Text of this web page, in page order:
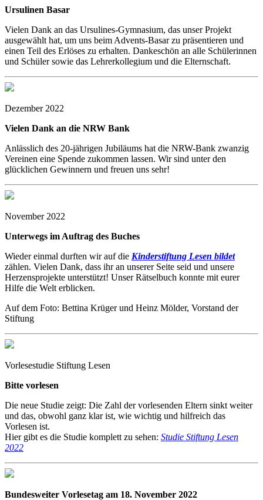
Ursulinen Basar
Vielen Dank an das Ursulines-Gymnasium, das unser Projekt
ausgewählt hat, um uns beim Advents-Basar zu präsentieren und
einen Teil des Erlöses zu erhalten. Dankeschön an alle Schülerinnen
und Schüler sowie das Lehrerkollegium und die Elternschaft.
Dezember 2022
Vielen Dank an die NRW Bank
Anlässlich des 20-jährigen Jubiläums hat die NRW-Bank zwanzig
Vereinen eine Spende zukommen lassen. Wir sind unter den
glücklichen Gewinnern und freuen uns sehr!
November 2022
Unterwegs im Auftrag des Buches
Wieder einmal durften wir auf die Kinderstiftung Lesen bildet
zählen. Vielen Dank, dass ihr an unserer Seite seid und unsere
Herzensprojekte unterstützt! Unser Rätselbuch konnte mit eurer
Hilfe die Welt erblicken.
Auf dem Foto: Bettina Krüger und Heinz Mölder, Vorstand der
Stiftung
Vorlesestudie Stiftung Lesen
Bitte vorlesen
Die neue Studie zeigt: Die Zahl der vorlesenden Eltern sinkt weiter
und das, obwohl ganz klar ist, wie wichtig und hilfreich das
Vorlesen ist.
Hier gibt es die Studie komplett zu sehen: Studie Stiftung Lesen
2022
Bundesweiter Vorlesetag am 18. November 2022